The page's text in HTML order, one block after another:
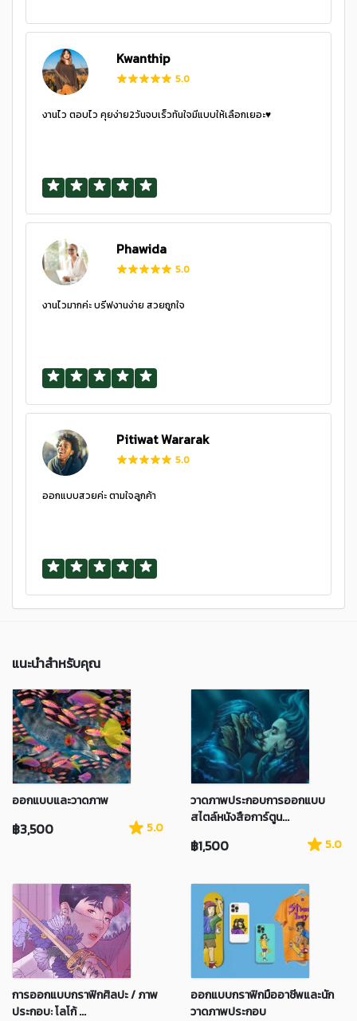
Kwanthip
5.0
งานไว ตอบไว คุยง่าย2วันจบเร็วทันใจมีแบบให้เลือกเยอะ♥️
Phawida
5.0
งานไวมากค่ะ บรีฟงานง่าย สวยถูกใจ
Pitiwat Wararak
5.0
ออกแบบสวยค่ะ ตามใจลูกค้า
แนะนำสำหรับคุณ
ออกแบบและวาดภาพ
฿3,500 5.0
วาดภาพประกอบการออกแบบ
สไตล์หนังสือการ์ตูน...
฿1,500 5.0
การออกแบบกราฟิกศิลปะ / ภาพ
ประกอบ: โลโก้ ...
ออกแบบกราฟิกมืออาชีพและนัก
วาดภาพประกอบ